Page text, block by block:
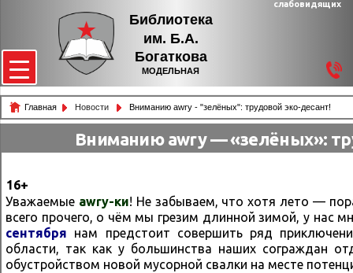
Библиотека
им. Б.А.
Богаткова
МОДЕЛЬНАЯ
слабовидящих
Главная Новости Вниманию awry - "зелёных": трудовой эко-десант!
Вниманию awry — «зелёных»:
16+
Уважаемые awry-ки! Не забываем, что хотя лето —
всего прочего, о чём мы грезим длинной зимой, у нас
сентября нам предстоит совершить ряд
области, так как у большинства наших сограждан
обустройством новой мусорной свалки на месте